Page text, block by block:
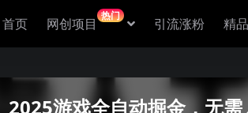
首页 网创项目 热门 引流涨粉 精
2025游戏全自动掘金，无